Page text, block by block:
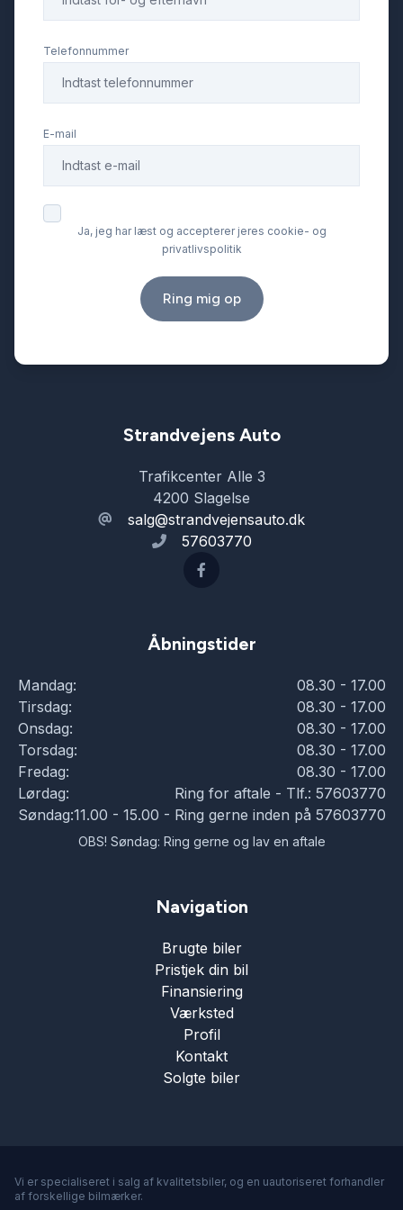
Lædersæder
Navigation
Parkeringssensor bagved
Parkeringssensor foran
Splitbagsæder
Sædevarme
Telefonnummer
E-mail
Ja, jeg har læst og accepterer jeres cookie- og
privatlivspolitik
Ring mig op
Strandvejens Auto
Trafikcenter Alle 3
4200 Slagelse
salg@strandvejensauto.dk
57603770
Åbningstider
Mandag:
08.30 - 17.00
Tirsdag:
08.30 - 17.00
Onsdag:
08.30 - 17.00
Torsdag:
08.30 - 17.00
Fredag:
08.30 - 17.00
Lørdag:
Ring for aftale - Tlf.: 57603770
Søndag:11.00 - 15.00 - Ring gerne inden på 57603770
OBS! Søndag: Ring gerne og lav en aftale
Navigation
Brugte biler
Pristjek din bil
Finansiering
Værksted
Profil
Kontakt
Solgte biler
Vi er specialiseret i salg af kvalitetsbiler, og en uautoriseret forhandler
af forskellige bilmærker.